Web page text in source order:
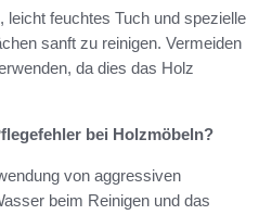
leicht feuchtes Tuch und spezielle
sanft zu reinigen. Vermeiden
da dies das Holz
bei Holzmöbeln?
von aggressiven
beim Reinigen und das